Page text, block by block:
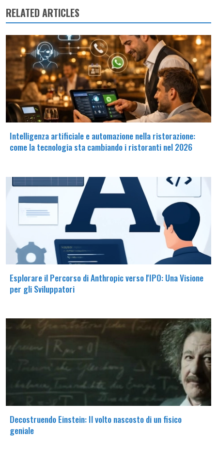
RELATED ARTICLES
Intelligenza artificiale e automazione nella ristorazione:
come la tecnologia sta cambiando i ristoranti nel 2026
Esplorare il Percorso di Anthropic verso l'IPO: Una Visione
per gli Sviluppatori
Decostruendo Einstein: Il volto nascosto di un fisico
geniale